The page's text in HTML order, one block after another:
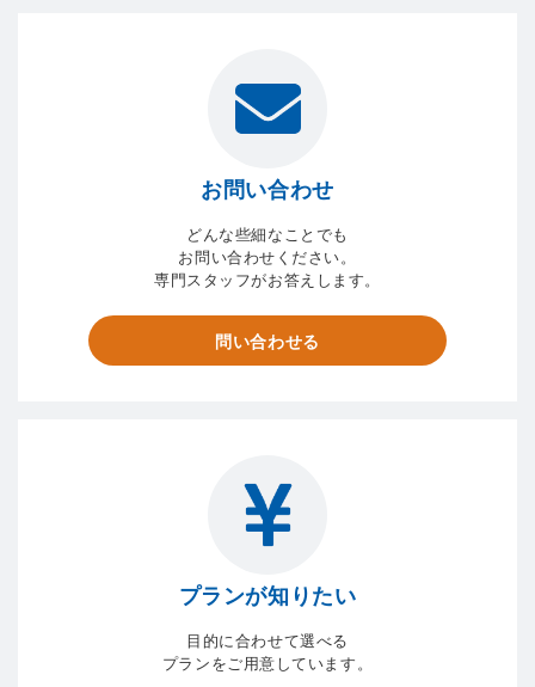
お問い合わせ
どんな些細なことでも
お問い合わせください。
専門スタッフがお答えします。
問い合わせる
プランが知りたい
目的に合わせて選べる
プランをご用意しています。